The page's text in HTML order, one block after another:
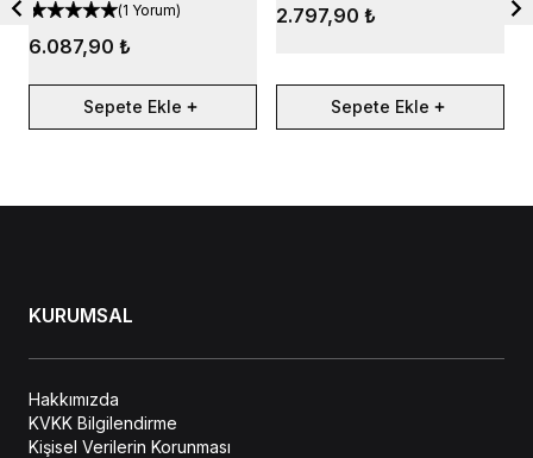
(1 Yorum)
6.087,90 ₺
Sepete Ekle
2.797,90 ₺
Sepete Ekle
KURUMSAL
Hakkımızda
KVKK Bilgilendirme
Kişisel Verilerin Korunması